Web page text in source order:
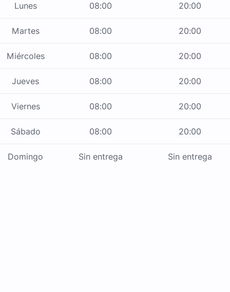
Lunes 08:00 20:00
Martes 08:00 20:00
Miércoles 08:00 20:00
Jueves 08:00 20:00
Viernes 08:00 20:00
Sábado 08:00 20:00
Domingo Sin entrega Sin entrega